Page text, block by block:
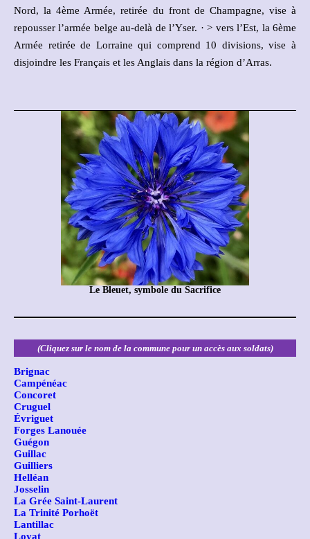
Nord, la 4ème Armée, retirée du front de Champagne, vise à
repousser l’armée belge au-delà de l’Yser. · > vers l’Est, la 6ème
Armée retirée de Lorraine qui comprend 10 divisions, vise à
disjoindre les Français et les Anglais dans la région d’Arras.
Le Bleuet, symbole du Sacrifice
(Cliquez sur le nom de la commune pour un accès aux soldats)
Brignac
Campénéac
Concoret
Cruguel
Évriguet
Forges Lanouée
Guégon
Guillac
Guilliers
Helléan
Josselin
La Grée Saint-Laurent
La Trinité Porhoët
Lantillac
Loyat